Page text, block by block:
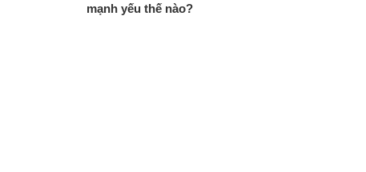
mạnh yếu thế nào?